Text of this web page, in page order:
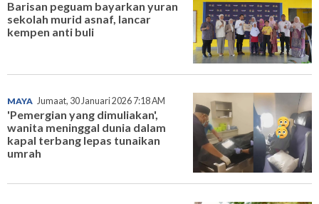
Barisan peguam bayarkan yuran
sekolah murid asnaf, lancar
kempen anti buli
MAYA Jumaat, 30 Januari 2026 7:18 AM
'Pemergian yang dimuliakan',
wanita meninggal dunia dalam
kapal terbang lepas tunaikan
umrah